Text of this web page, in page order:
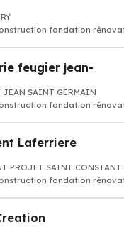
fondation
feugier jean-
SAINT GERMAIN
fondation
Laferriere
PROJET SAINT CONSTANT
fondation